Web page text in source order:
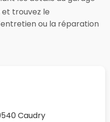
trouvez le
ou la réparation
Caudry